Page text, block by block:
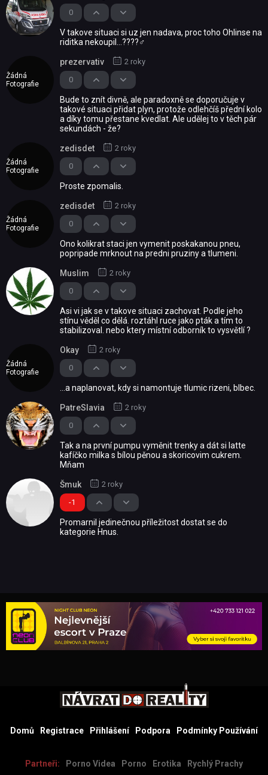
0
V takove situaci si uz jen nadava, proc toho Ohlinse na
riditka nekoupil...????♂
Žádná
Fotografie
0
prezervativ 2 roky
Bude to znít divně, ale paradoxně se doporučuje v
takové situaci přidat plyn, protože odlehčíš přední kolo
a díky tomu přestane kvedlat. Ale udělej to v těch pár
sekundách - že?
Žádná
Fotografie
0
zedisdet 2 roky
Proste zpomalis.
Žádná
Fotografie
0
zedisdet 2 roky
Ono kolikrat staci jen vymenit poskakanou pneu,
popripade mrknout na predni pruziny a tlumeni.
0
Muslim 2 roky
Asi vi jak se v takove situaci zachovat. Podle jeho
stínu věděl co dělá. roztáhl ruce jako pták a tím to
stabilizoval. nebo ktery místní odborník to vysvětlí ?
Žádná
Fotografie
0
Okay 2 roky
...a naplanovat, kdy si namontuje tlumic rizeni, blbec.
0
PatreSlavia 2 roky
Tak a na první pumpu vyměnit trenky a dát si latte
kafíčko milka s bílou pěnou a skoricovim cukrem.
Mňam
-1
Šmuk 2 roky
Promarnil jedinečnou příležitost dostat se do
kategorie Hnus.
Domů Registrace Přihlášení Podpora Podmínky Používání
Partneři: Porno Videa Porno Erotika Rychlý Prachy